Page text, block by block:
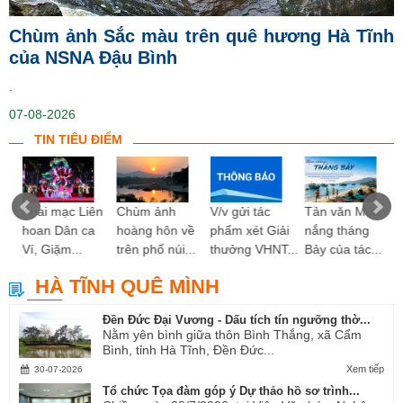
Chùm ảnh Sắc màu trên quê hương Hà Tĩnh
của NSNA Đậu Bình
07-08-2026
TIN TIÊU ĐIỂM
Khai mạc Liên
hoan Dân ca
Ví, Giặm...
Chùm ảnh
hoàng hôn về
trên phố núi...
V/v gửi tác
phẩm xét Giải
thưởng VHNT...
Tản văn Mùa
nắng tháng
Bảy của tác...
HÀ TĨNH QUÊ MÌNH
Đền Đức Đại Vương - Dấu tích tín ngưỡng thờ...
Nằm yên bình giữa thôn Bình Thắng, xã Cẩm
Bình, tỉnh Hà Tĩnh, Đền Đức...
Xem tiếp
30-07-2026
Tổ chức Tọa đàm góp ý Dự thảo hồ sơ trình...